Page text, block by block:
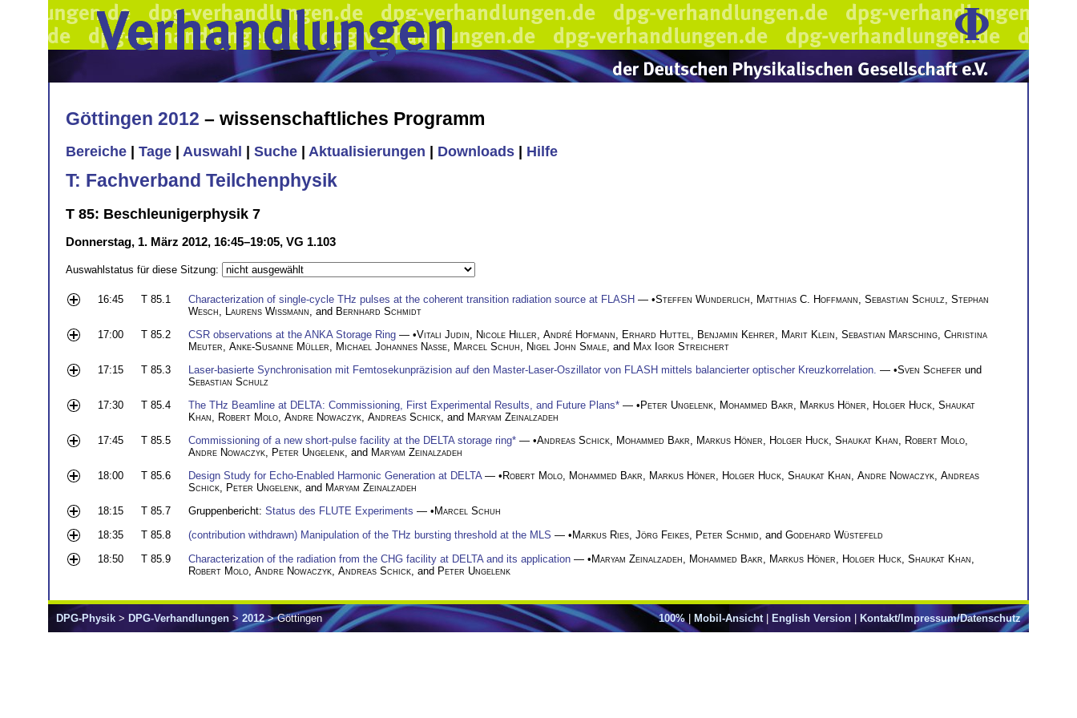
Göttingen 2012 – wissenschaftliches Programm
Bereiche Tage Auswahl Suche Aktualisierungen Downloads Hilfe
T: Fachverband Teilchenphysik
T 85: Beschleunigerphysik 7
Donnerstag, 1. März 2012, 16:45–19:05, VG 1.103
Auswahlstatus für diese Sitzung:
16:45 T 85.1 Characterization of single-cycle THz pulses at the coherent transition radiation source at FLASH — •Steffen Wunderlich Matthias C. Hoffmann Sebastian Schulz Stephan
Wesch
Laurens Wißmann , and Bernhard Schmidt
17:00
T 85.2 CSR observations at the ANKA Storage Ring — •Vitali Judin Nicole Hiller André Hofmann Erhard Huttel Benjamin Kehrer Marit Klein Sebastian Marsching Christina
Meuter Anke-Susanne Müller Michael Johannes Nasse Marcel Schuh Nigel John Smale , and Max Igor Streichert
17:15
T 85.3 Laser-basierte Synchronisation mit Femtosekunpräzision auf den Master-Laser-Oszillator von FLASH mittels balancierter optischer Kreuzkorrelation. — •Sven Schefer und
Sebastian Schulz
17:30
T 85.4 The THz Beamline at DELTA: Commissioning, First Experimental Results, and Future Plans* — •Peter Ungelenk Mohammed Bakr Markus Höner Holger Huck Shaukat
Khan
Robert Molo Andre Nowaczyk Andreas Schick , and Maryam Zeinalzadeh
17:45
T 85.5 Commissioning of a new short-pulse facility at the DELTA storage ring* — •Andreas Schick Mohammed Bakr Markus Höner Holger Huck Shaukat Khan Robert Molo
Andre Nowaczyk Peter Ungelenk , and Maryam Zeinalzadeh
18:00
T 85.6 Design Study for Echo-Enabled Harmonic Generation at DELTA — •Robert Molo Mohammed Bakr Markus Höner Holger Huck Shaukat Khan Andre Nowaczyk Andreas
Schick Peter Ungelenk , and Maryam Zeinalzadeh
18:15
T 85.7 Gruppenbericht: Status des FLUTE Experiments — •Marcel Schuh
18:35
T 85.8 (contribution withdrawn) Manipulation of the THz bursting threshold at the MLS — •Markus Ries Jörg Feikes Peter Schmid , and Godehard Wüstefeld
18:50
T 85.9 Characterization of the radiation from the CHG facility at DELTA and its application — •Maryam Zeinalzadeh Mohammed Bakr Markus Höner Holger Huck Shaukat Khan
Robert Molo Andre Nowaczyk Andreas Schick , and Peter Ungelenk
100%| Mobil-Ansicht | English Version | Kontakt/Impressum/Datenschutz
DPG-Physik > DPG-Verhandlungen > 2012> Göttingen